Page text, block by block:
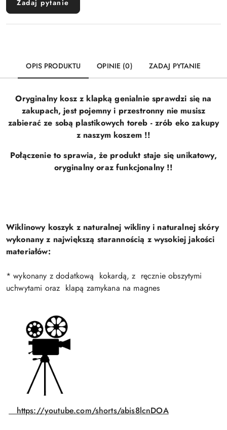
Zadaj pytanie
OPIS PRODUKTU OPINIE (0) ZADAJ PYTANIE
Oryginalny kosz z klapką genialnie sprawdzi się na
zakupach, jest pojemny i przestronny nie musisz
zabierać ze sobą plastikowych toreb - zrób eko zakupy
z naszym koszem !!
Połączenie to sprawia, że produkt staje się unikatowy,
oryginalny oraz funkcjonalny !!
Wiklinowy koszyk z naturalnej wikliny i naturalnej skóry
wykonany z największą starannością z wysokiej jakości
materiałów:
* wykonany z dodatkową kokardą, z ręcznie obszytymi
uchwytami oraz klapą zamykana na magnes
https://youtube.com/shorts/abis8lcnDOA